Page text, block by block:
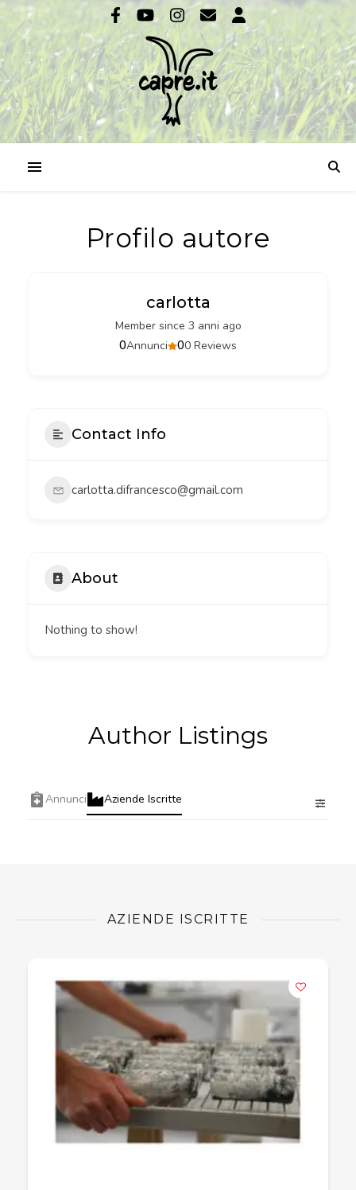
Profilo autore
carlotta
Member since 3 anni ago
00 Reviews
0Annunci
Contact Info
carlotta.difrancesco@gmail.com
About
Nothing to show!
Author Listings
Annunci Aziende Iscritte
AZIENDE ISCRITTE